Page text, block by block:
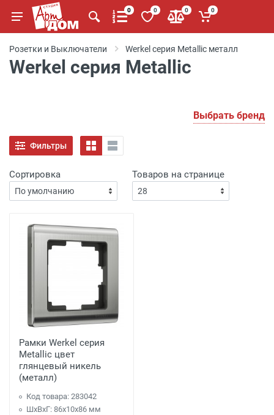
0 0 0 0
Розетки и Выключатели Werkel серия Metallic металл
Werkel серия Metallic
Выбрать бренд
Фильтры
Сортировка Товаров на странице
Рамки Werkel серия
Metallic цвет
глянцевый никель
(металл)
Код товара: 283042
ШхВхГ: 86x10x86 мм